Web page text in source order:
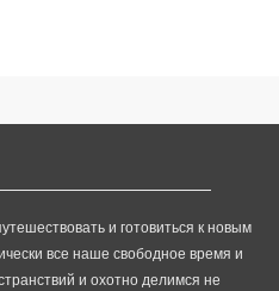
и готовиться к новым
все наше свободное время и
и охотно делимся не